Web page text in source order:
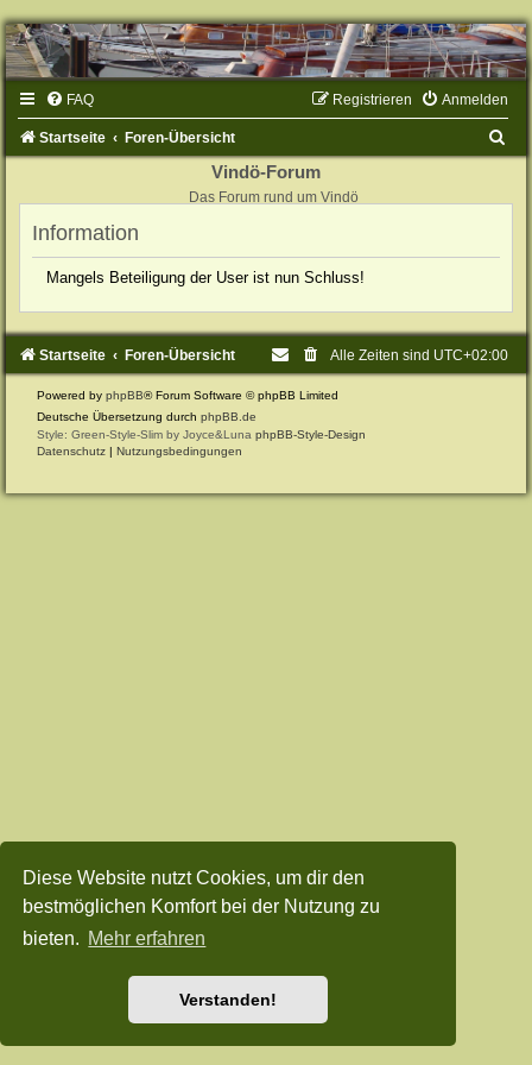
Diese Website nutzt Cookies, um dir den
bestmöglichen Komfort bei der Nutzung zu
bieten. Mehr erfahren
Verstanden!
FAQ Anmelden
Registrieren
Startseite Foren-Übersicht
Vindö-Forum
Das Forum rund um Vindö
Information
Mangels Beteiligung der User ist nun Schluss!
Startseite Foren-Übersicht Alle Zeiten sind UTC+02:00
Powered by phpBB® Forum Software © phpBB Limited
Deutsche Übersetzung durch phpBB.de
Style: Green-Style-Slim by Joyce&Luna phpBB-Style-Design
Datenschutz | Nutzungsbedingungen